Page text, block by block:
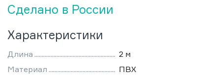
Сделано в России
Характеристики
Длина
2 м
Материал
ПВХ